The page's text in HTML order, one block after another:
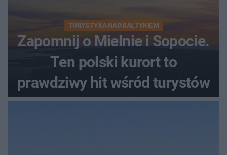
TURYSTYKA NAD BAŁTYKIEM
Zapomnij o Mielnie i Sopocie.
Ten polski kurort to
prawdziwy hit wśród turystów